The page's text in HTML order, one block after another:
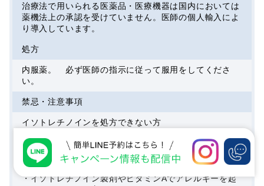
治療法で用いられる医薬品・医療機器は国内においては
薬機法上の承認を受けていません。医師の個人輸入によ
り導入しています。
処方
内服薬。 必ず医師の指示に従って服用をしてくださ
い。
禁忌・注意事項
イソトレチノインを処方できない方
能）
・ちなみに内服中の男性も避妊が必要です。
・個人輸入で入手した薬品を既に使用されている方
・イソトレチノイン製剤やビタミンAでアレルギーを起